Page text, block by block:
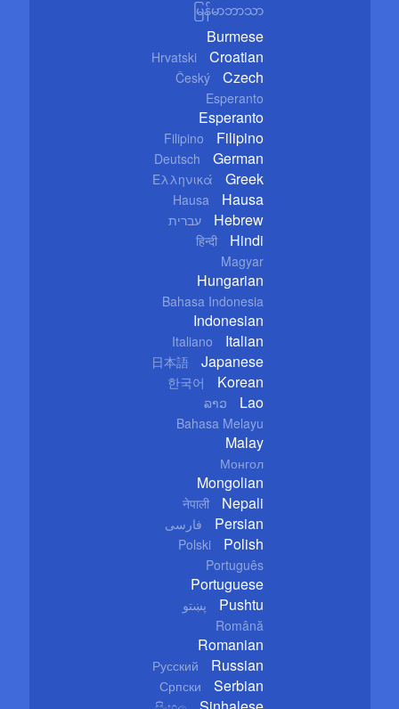
မြန်မာဘာသာ
Burmese
Hrvatski Croatian
Český Czech
Esperanto
Esperanto
Filipino Filipino
Deutsch German
Ελληνικά Greek
Hausa Hausa
עברית Hebrew
हिन्दी Hindi
Magyar
Hungarian
Bahasa Indonesia
Indonesian
Italiano Italian
日本語 Japanese
한국어 Korean
ລາວ Lao
Bahasa Melayu
Malay
Монгол
Mongolian
नेपाली Nepali
فارسی Persian
Polski Polish
Português
Portuguese
پښتو Pushtu
Română
Romanian
Русский Russian
Српски Serbian